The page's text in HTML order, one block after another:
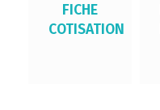
FICHE
COTISATION